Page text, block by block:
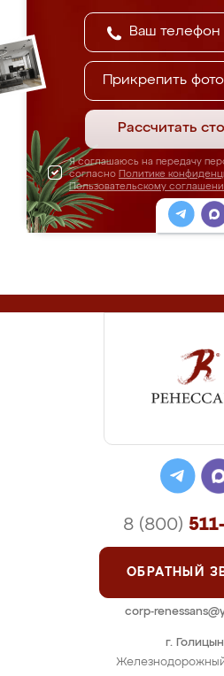
Прикрепить фото
Рассчитать
Я соглашаюсь на передачу
согласно Политике
Пользовательскому
г.
8 (800)
ОБРАТНЫЙ
corp-